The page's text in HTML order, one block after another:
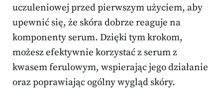
uczuleniowej przed pierwszym użyciem, aby
upewnić się, że skóra dobrze reaguje na
komponenty serum. Dzięki tym krokom,
możesz efektywnie korzystać z serum z
kwasem ferulowym, wspierając jego działanie
oraz poprawiając ogólny wygląd skóry.